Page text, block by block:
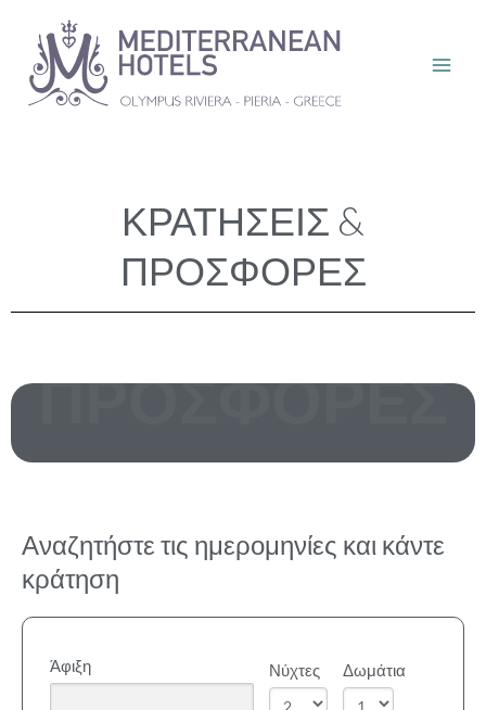
περιεχόμενο
ΚΡΑΤΗΣΕΙΣ &
ΠΡΟΣΦΟΡΕΣ
ΠΡΟΣΦΟΡΕΣ
Αναζητήστε τις ημερομηνίες και κάντε
κράτηση
Άφιξη Νύχτες Δωμάτια